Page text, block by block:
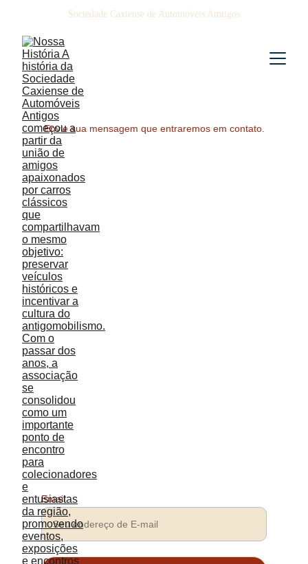
Sociedade Caxiense de Automóveis Amtigos
Email
Envie sua mensagem que entraremos em contato.
Fazer parte da Sociedade Caxiense de
Automóveis Antigos é integrar uma comunidade
A associação reúne pessoas que compartilham o
mesmo entusiasmo por veículos clássicos,
proporcionando um ambiente de convivência,
troca de conhecimentos e participação em eventos
Associados têm a oportunidade de participar de
exposições, encontros e atividades culturais, além
de contribuir diretamente para a preservação do
Se você é proprietário de um veículo antigo ou
simplesmente um admirador da história do
automóvel, será muito bem-vindo a fazer parte